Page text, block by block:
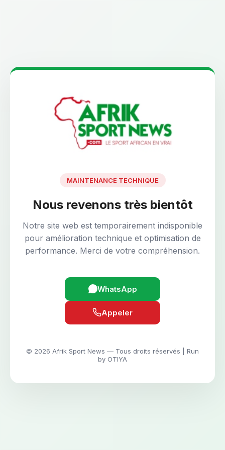
MAINTENANCE TECHNIQUE
Nous revenons très bientôt
Notre site web est temporairement indisponible
pour amélioration technique et optimisation de
performance. Merci de votre compréhension.
WhatsApp
Appeler
© 2026 Afrik Sport News — Tous droits réservés | Run
by OTIYA